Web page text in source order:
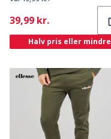
Current
39,99 kr.
Halv pris eller mindre